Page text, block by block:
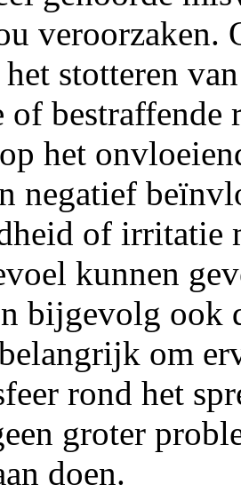
veroorzaken.
het stotteren
of bestraffende
het
negatief
of irritatie
kunnen
bijgevolg ook
om
rond het
groter
doen.